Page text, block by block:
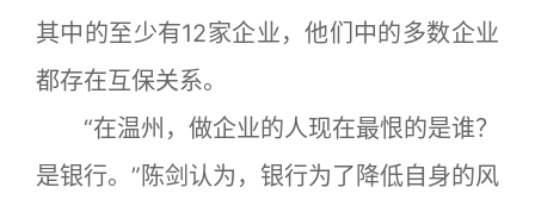
其中的至少有12家企业，他们中的多数企业
都存在互保关系。
“在温州，做企业的人现在最恨的是谁？
是银行。”陈剑认为，银行为了降低自身的风